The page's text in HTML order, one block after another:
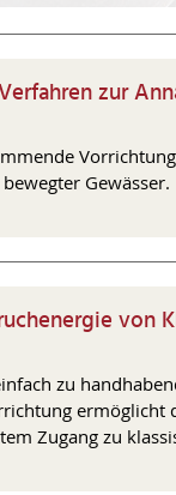
zur
Gewässer.
zu
Zugang zu